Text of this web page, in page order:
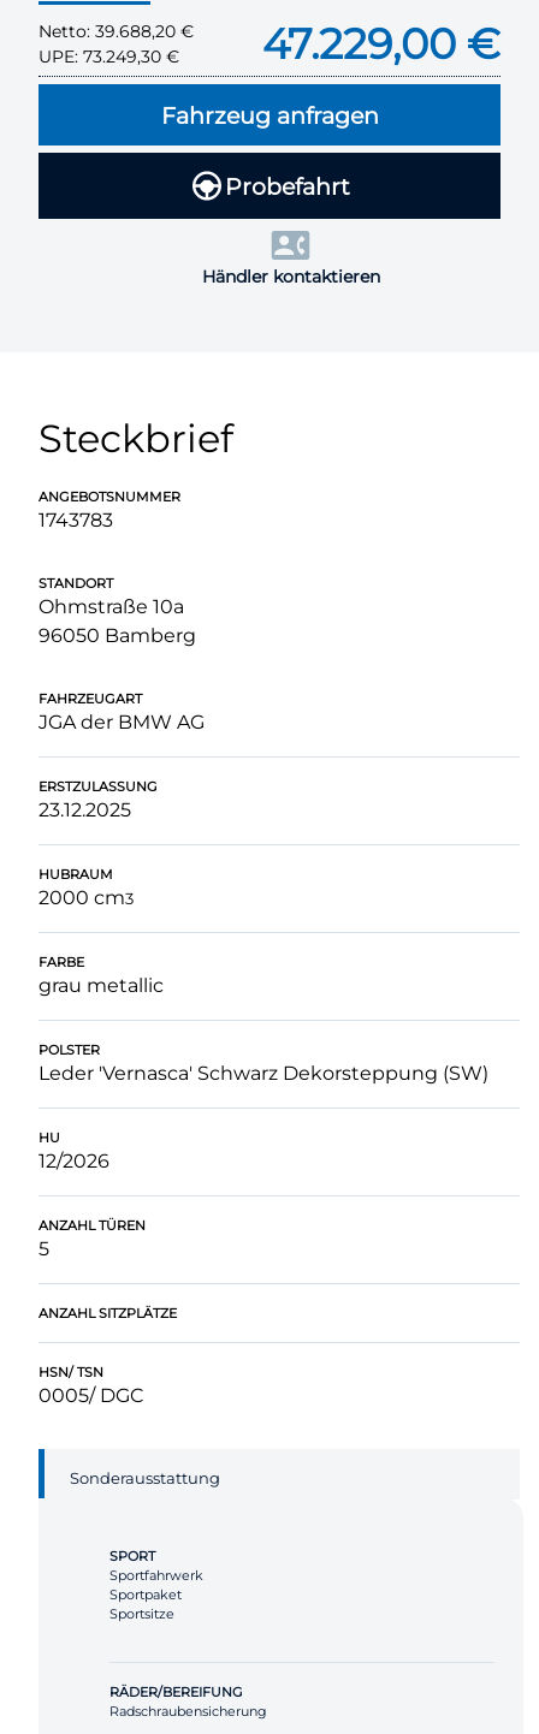
Netto: 39.688,20 €
UPE: 73.249,30 € 47.229,00 €
Fahrzeug anfragen
Probefahrt
Händler kontaktieren
Steckbrief
ANGEBOTSNUMMER
1743783
STANDORT
Ohmstraße 10a
96050 Bamberg
FAHRZEUGART
JGA der BMW AG
ERSTZULASSUNG
23.12.2025
HUBRAUM
2000 cm3
FARBE
grau metallic
POLSTER
Leder 'Vernasca' Schwarz Dekorsteppung (SW)
HU
12/2026
ANZAHL TÜREN
5
ANZAHL SITZPLÄTZE
HSN/ TSN
0005/ DGC
Sonderausstattung
SPORT
Sportfahrwerk
Sportpaket
Sportsitze
RÄDER/BEREIFUNG
Radschraubensicherung